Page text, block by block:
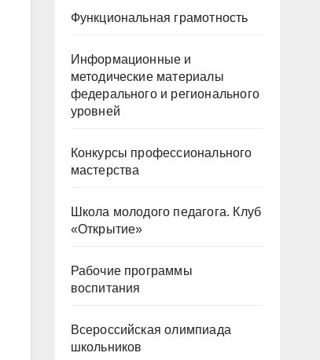
Функциональная грамотность
Информационные и
методические материалы
федерального и регионального
уровней
Конкурсы профессионального
мастерства
Школа молодого педагога. Клуб
«Открытие»
Рабочие программы
воспитания
Всероссийская олимпиада
школьников